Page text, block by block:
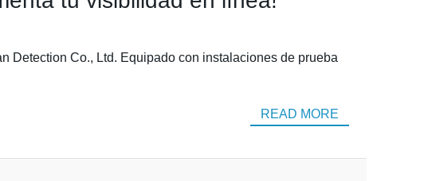
Detection Co., Ltd. Equipado con instalaciones de prueba
READ MORE